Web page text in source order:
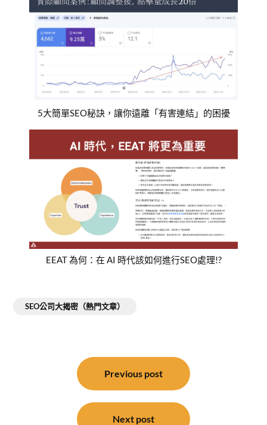
5大簡單SEO秘訣，讓你遠離「有害連結」的困擾
EEAT 為何：在 AI 時代該如何進行SEO處理!?
SEO公司大揭密（熱門文章）
Previous post
Next post